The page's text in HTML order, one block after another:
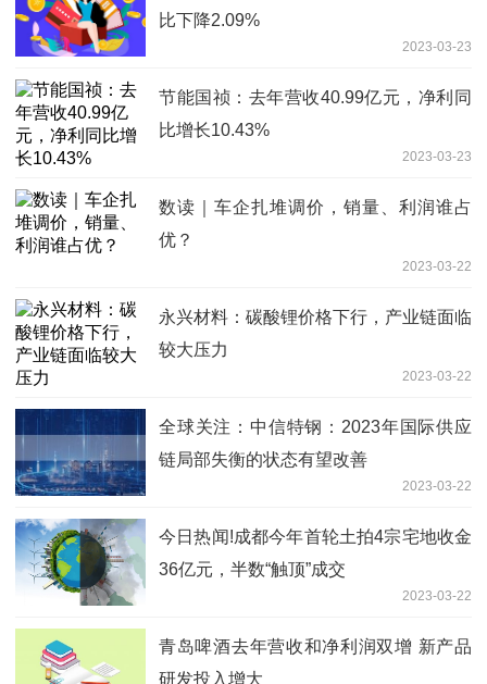
比下降2.09%
2023-03-23
节能国祯：去年营收40.99亿元，净利同
比增长10.43%
2023-03-23
数读｜车企扎堆调价，销量、利润谁占
优？
2023-03-22
永兴材料：碳酸锂价格下行，产业链面临
较大压力
2023-03-22
全球关注：中信特钢：2023年国际供应
链局部失衡的状态有望改善
2023-03-22
今日热闻!成都今年首轮土拍4宗宅地收金
36亿元，半数“触顶”成交
2023-03-22
青岛啤酒去年营收和净利润双增 新产品
研发投入增大